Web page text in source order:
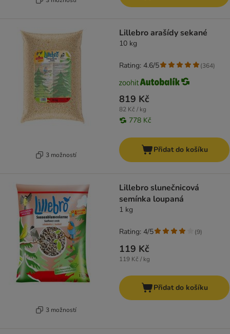
3 možností
Lillebro arašídy sekané
10 kg
819 Kč
82 Kč / kg
778 Kč
Rating: 4.6/5 (364)
Přidat do košíku
3 možností
Lillebro slunečnicová
semínka loupaná
1 kg
119 Kč
119 Kč / kg
Rating: 4/5 (9)
Přidat do košíku